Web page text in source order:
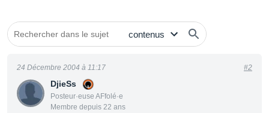
DjieSs
Posteur·euse AFfolé·e
Membre depuis 22 ans
24 Décembre 2004 à 11:17 #2